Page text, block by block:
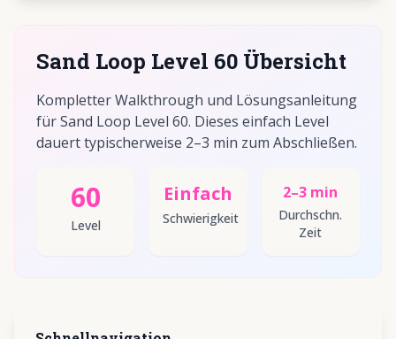
Sand Loop Level 60 Übersicht
Kompletter Walkthrough und Lösungsanleitung
für Sand Loop Level 60. Dieses einfach Level
dauert typischerweise 2–3 min zum Abschließen.
60
Level
Einfach
Schwierigkeit
2–3 min
Durchschn.
Zeit